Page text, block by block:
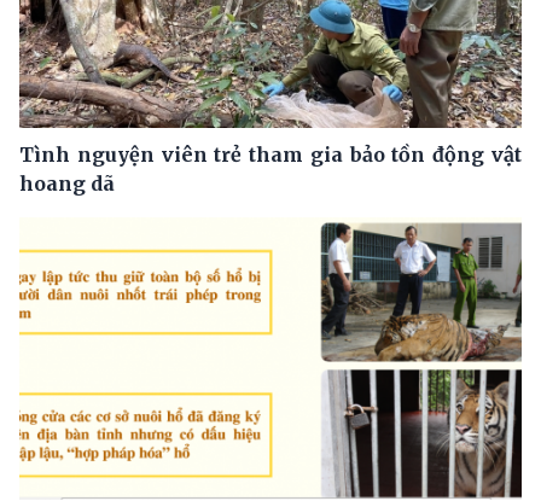
Tình nguyện viên trẻ tham gia bảo tồn động vật
hoang dã